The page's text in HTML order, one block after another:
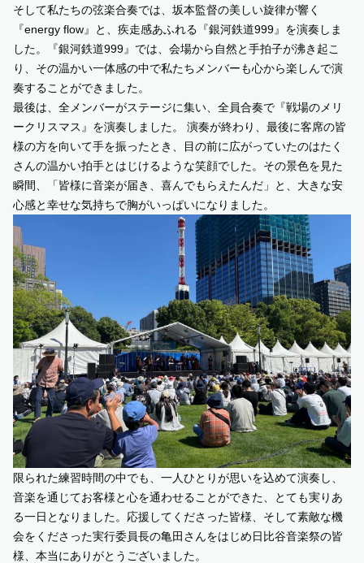
そして私たちの弦楽合奏では、坂本監督の美しい旋律が響く
『energy flow』と、疾走感あふれる『銀河鉄道999』を演奏しま
した。『銀河鉄道999』では、会場から自然と手拍子が沸き起こ
り、その温かい一体感の中で私たちメンバーも心から楽しんで演
奏することができました。
最後は、全メンバーがステージに集い、全員合奏で『戦場のメリ
ークリスマス』を演奏しました。 演奏が終わり、最後に客席の皆
様の方を向いて手を振ったとき、目の前に広がっていたのはたく
さんの温かい拍手とはじけるような笑顔でした。その景色を見た
瞬間、「皆様に音楽が届き、喜んでもらえたんだ」と、大きな安
心感と幸せな気持ちで胸がいっぱいになりました。
限られた練習時間の中でも、一人ひとりが思いを込めて演奏し、
音楽を通じてお客様と心を通わせることができた、とても実りあ
る一日となりました。応援してくださった皆様、そして素敵な機
会をくださった実行委員長の亀田さんをはじめ日比谷音楽祭の皆
様、本当にありがとうございました。